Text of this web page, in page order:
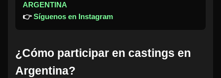
ARGENTINA
👉Síguenos en Instagram
¿Cómo participar en castings en
Argentina?